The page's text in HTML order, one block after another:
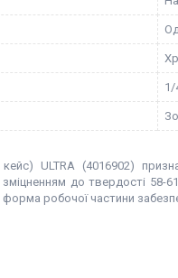
1/
ULTRA (4016902)
зміцненням до твердості
робочої частини